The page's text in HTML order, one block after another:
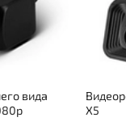
вида
X5